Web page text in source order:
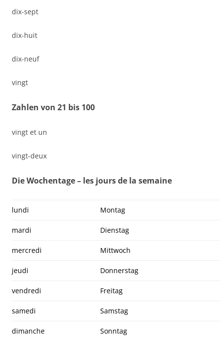
dix-sept
dix-huit
dix-neuf
vingt
Zahlen von 21 bis 100
vingt et un
vingt-deux
Die Wochentage – les jours de la semaine
lundi Montag
mardi Dienstag
mercredi Mittwoch
jeudi Donnerstag
vendredi Freitag
samedi Samstag
dimanche Sonntag